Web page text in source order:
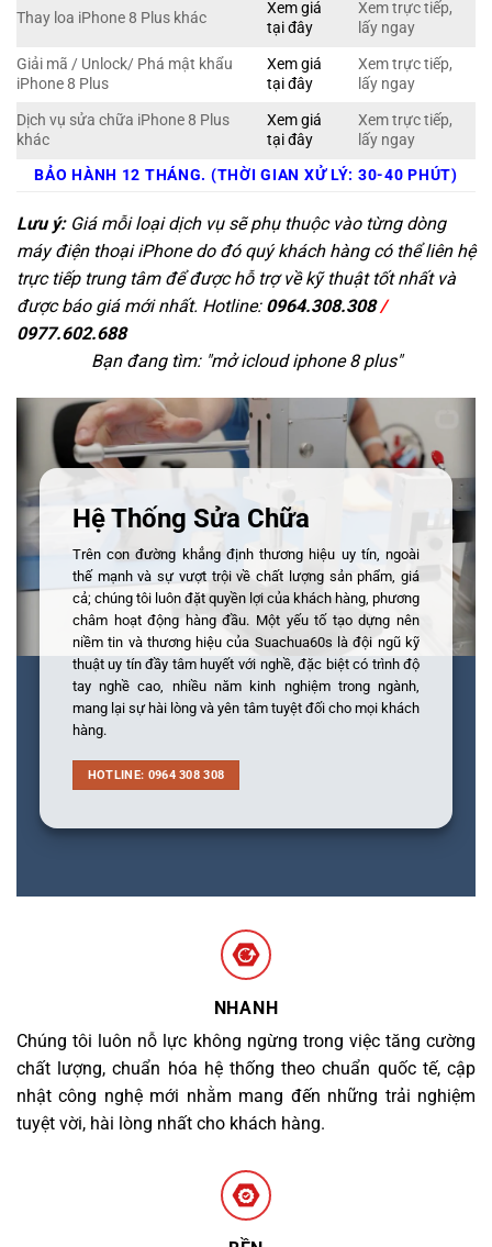
Thay loa iPhone 8 Plus khác
Xem giá
tại đây
Xem trực tiếp,
lấy ngay
Giải mã / Unlock/ Phá mật khẩu
iPhone 8 Plus
Xem giá
tại đây
Xem trực tiếp,
lấy ngay
Dịch vụ sửa chữa iPhone 8 Plus
khác
Xem giá
tại đây
Xem trực tiếp,
lấy ngay
BẢO HÀNH 12 THÁNG. (THỜI GIAN XỬ LÝ: 30-40 PHÚT)
Lưu ý:Giá mỗi loại dịch vụ sẽ phụ thuộc vào từng dòng
máy điện thoại iPhone do đó quý khách hàng có thể liên hệ
trực tiếp trung tâm để được hỗ trợ về kỹ thuật tốt nhất và
được báo giá mới nhất. Hotline: 0964.308.308/
0977.602.688
Bạn đang tìm: "mở icloud iphone 8 plus"
Hệ Thống Sửa Chữa
Trên con đường khẳng định thương hiệu uy tín, ngoài
thế mạnh và sự vượt trội về chất lượng sản phẩm, giá
cả; chúng tôi luôn đặt quyền lợi của khách hàng, phương
châm hoạt động hàng đầu. Một yếu tố tạo dựng nên
niềm tin và thương hiệu của Suachua60s là đội ngũ kỹ
thuật uy tín đầy tâm huyết với nghề, đặc biệt có trình độ
tay nghề cao, nhiều năm kinh nghiệm trong ngành,
mang lại sự hài lòng và yên tâm tuyệt đối cho mọi khách
hàng.
HOTLINE: 0964 308 308
NHANH
Chúng tôi luôn nỗ lực không ngừng trong việc tăng cường
chất lượng, chuẩn hóa hệ thống theo chuẩn quốc tế, cập
nhật công nghệ mới nhằm mang đến những trải nghiệm
tuyệt vời, hài lòng nhất cho khách hàng.